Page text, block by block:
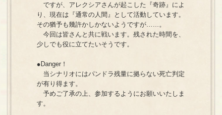
ですが、アレクシアさんが起こした『奇跡』によ
り、現在は『通常の人間』として活動しています。
その猶予も幾許かしかないようですが……。
今回は皆さんと共に戦います。残された時間を、
少しでも役に立てたいそうです。
●Danger！
当シナリオにはパンドラ残量に拠らない死亡判定
が有り得ます。
予めご了承の上、参加するようにお願いいたしま
す。